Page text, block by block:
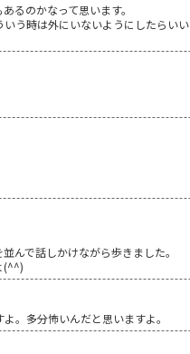
るのかなって思います。
う時は外にいないようにしたらいい
んで話しかけながら歩きました。
(^^)
。多分怖いんだと思いますよ。